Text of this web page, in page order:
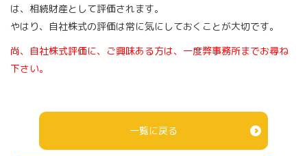
は、相続財産として評価されます。
やはり、自社株式の評価は常に気にしておくことが大切です。
尚、自社株式評価に、ご興味ある方は、一度弊事務所までお尋ね
下さい。
一覧に戻る